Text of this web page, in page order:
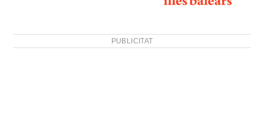
PUBLICITAT